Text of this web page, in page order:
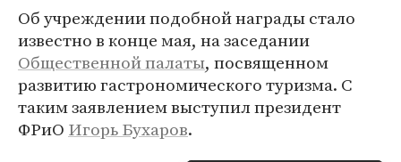
Об учреждении подобной награды стало
известно в конце мая, на заседании
Общественной палаты, посвященном
развитию гастрономического туризма. С
таким заявлением выступил президент
ФРиО Игорь Бухаров.